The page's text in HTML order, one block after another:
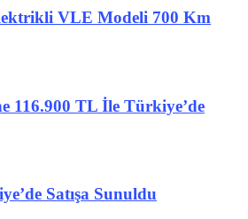
VLE Modeli 700 Km
116.900 TL İle Türkiye’de
Satışa Sunuldu